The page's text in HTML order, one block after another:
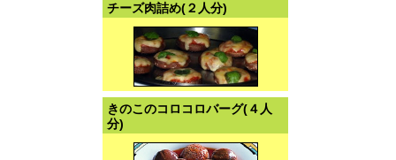
チーズ肉詰め(２人分)
きのこのコロコロバーグ(４人
分)